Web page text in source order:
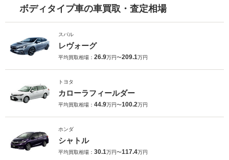
ボディタイプ車の車買取・査定相場
スバル
レヴォーグ
平均買取相場： 26.9万円〜209.1万円
トヨタ
カローラフィールダー
平均買取相場： 44.9万円〜100.2万円
ホンダ
シャトル
平均買取相場： 30.1万円〜117.4万円